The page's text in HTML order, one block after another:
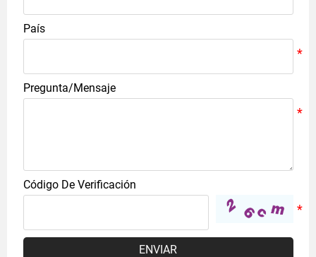
País
Pregunta/Mensaje
Código De Verificación
ENVIAR